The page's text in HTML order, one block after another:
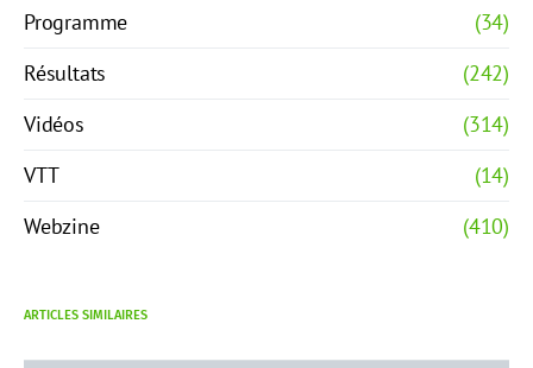
Programme
(34)
Résultats
(242)
Vidéos
(314)
VTT
(14)
Webzine
(410)
ARTICLES SIMILAIRES